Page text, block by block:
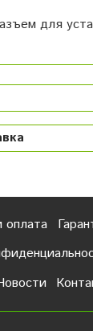
для
оплата